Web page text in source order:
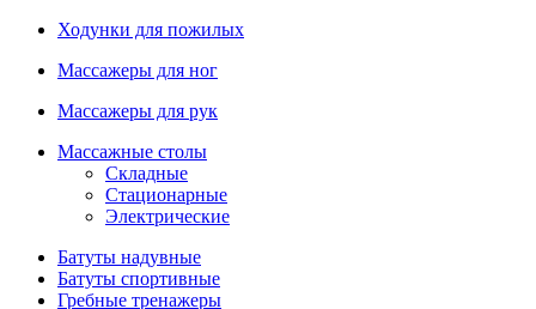
Ходунки для пожилых
Массажеры для ног
Массажеры для рук
Массажные столы
Складные
Стационарные
Электрические
Батуты надувные
Батуты спортивные
Гребные тренажеры